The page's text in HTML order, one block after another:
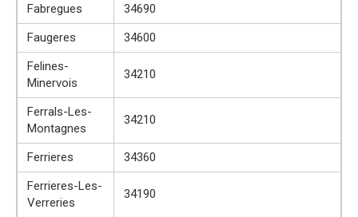
Fabregues
34690
Faugeres
34600
Felines-
Minervois
34210
Ferrals-Les-
Montagnes
34210
Ferrieres
34360
Ferrieres-Les-
Verreries
34190